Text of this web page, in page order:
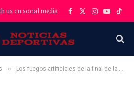
us on social media Facebook
X
Instagram
YouTube
» Los fuegos artificiales de la final de la Coppa Italia provocan un retraso por el humo del Abierto de Italia antes de que el partido Luciano Darderi vs Rafael Jodar termine después de las 2 a.m.